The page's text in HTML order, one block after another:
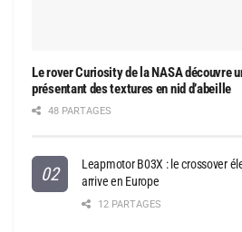
Le rover Curiosity de la NASA découvre
présentant des textures en nid d’abeille
48 PARTAGES
Leapmotor B03X : le crossover
arrive en Europe
12 PARTAGES